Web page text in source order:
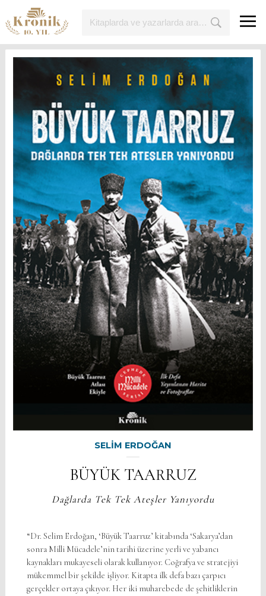
SELİM ERDOĞAN
BÜYÜK TAARRUZ
Dağlarda Tek Tek Ateşler Yanıyordu
“Dr. Selim Erdoğan, ‘Büyük Taarruz’ kitabında ‘Sakarya’dan
sonra Milli Mücadele’nin tarihi üzerine yerli ve yabancı
kaynakları mukayeseli olarak kullanıyor. Coğrafya ve stratejiyi
mükemmel bir şekilde işliyor. Kitapta ilk defa bazı çarpıcı
gerçekler ortaya çıkıyor. Her iki muharebede de şehitliklerin